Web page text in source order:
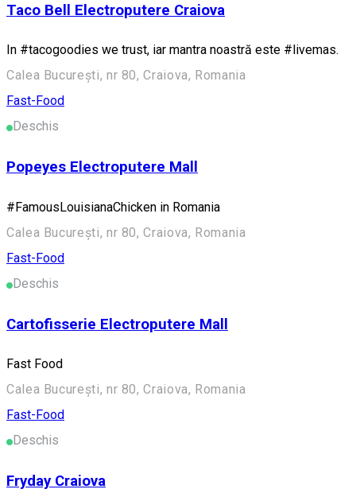
Taco Bell Electroputere Craiova
In #tacogoodies we trust, iar mantra noastră este #livemas.
Calea București, nr 80, Craiova, Romania
Fast-Food
Deschis
Popeyes Electroputere Mall
#FamousLouisianaChicken in Romania
Calea București, nr 80, Craiova, Romania
Fast-Food
Deschis
Cartofisserie Electroputere Mall
Fast Food
Calea București, nr 80, Craiova, Romania
Fast-Food
Deschis
Fryday Craiova